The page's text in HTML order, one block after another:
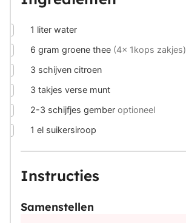
1 liter water
6 gram groene thee (4x 1kops zakjes)
3 schijven citroen
3 takjes verse munt
2-3 schijfjes gember optioneel
1 el suikersiroop
Instructies
Samenstellen